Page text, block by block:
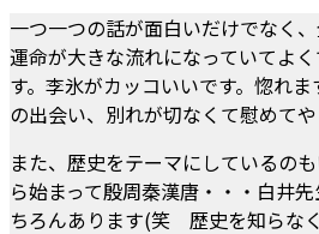
一つ一つの話が面白いだけでなく
運命が大きな流れになっていてよ
す。李氷がカッコいいです。惚れ
の出会い、別れが切なくて慰めてや
また、歴史をテーマにしているの
ら始まって殷周秦漢唐・・・白井
ちろんあります(笑 歴史を知らな